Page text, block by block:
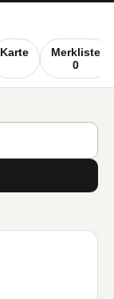
Karte
Merkliste
0